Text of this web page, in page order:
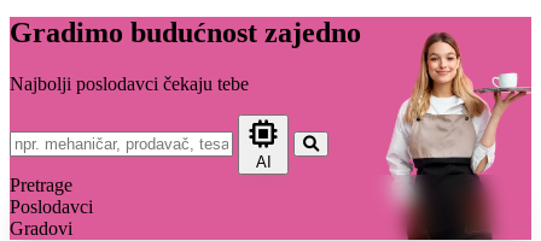
Gradimo budućnost zajedno
Najbolji poslodavci čekaju tebe
AI
Pretrage
Poslodavci
Gradovi